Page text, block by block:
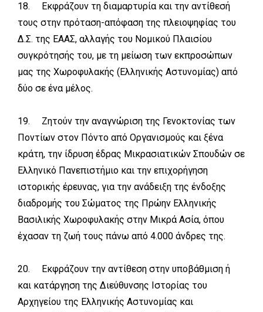
18. Εκφράζουν τη διαμαρτυρία και την αντίθεσή
τους στην πρόταση-απόφαση της πλειοψηφίας του
Δ.Σ. της ΕΑΑΣ, αλλαγής του Νομικού Πλαισίου
συγκρότησής του, με τη μείωση των εκπροσώπων
μας της Χωροφυλακής (Ελληνικής Αστυνομίας) από
δύο σε ένα μέλος.
19. Ζητούν την αναγνώριση της Γενοκτονίας των
Ποντίων στον Πόντο από Οργανισμούς και ξένα
κράτη, την ίδρυση έδρας Μικρασιατικών Σπουδών σε
Ελληνικό Πανεπιστήμιο και την επιχορήγηση
ιστορικής έρευνας, για την ανάδειξη της ένδοξης
διαδρομής του Σώματος της Πρώην Ελληνικής
Βασιλικής Χωροφυλακής στην Μικρά Ασία, όπου
έχασαν τη ζωή τους πάνω από 4.000 άνδρες της.
20. Εκφράζουν την αντίθεση στην υποβάθμιση ή
και κατάργηση της Διεύθυνσης Ιστορίας του
Αρχηγείου της Ελληνικής Αστυνομίας και